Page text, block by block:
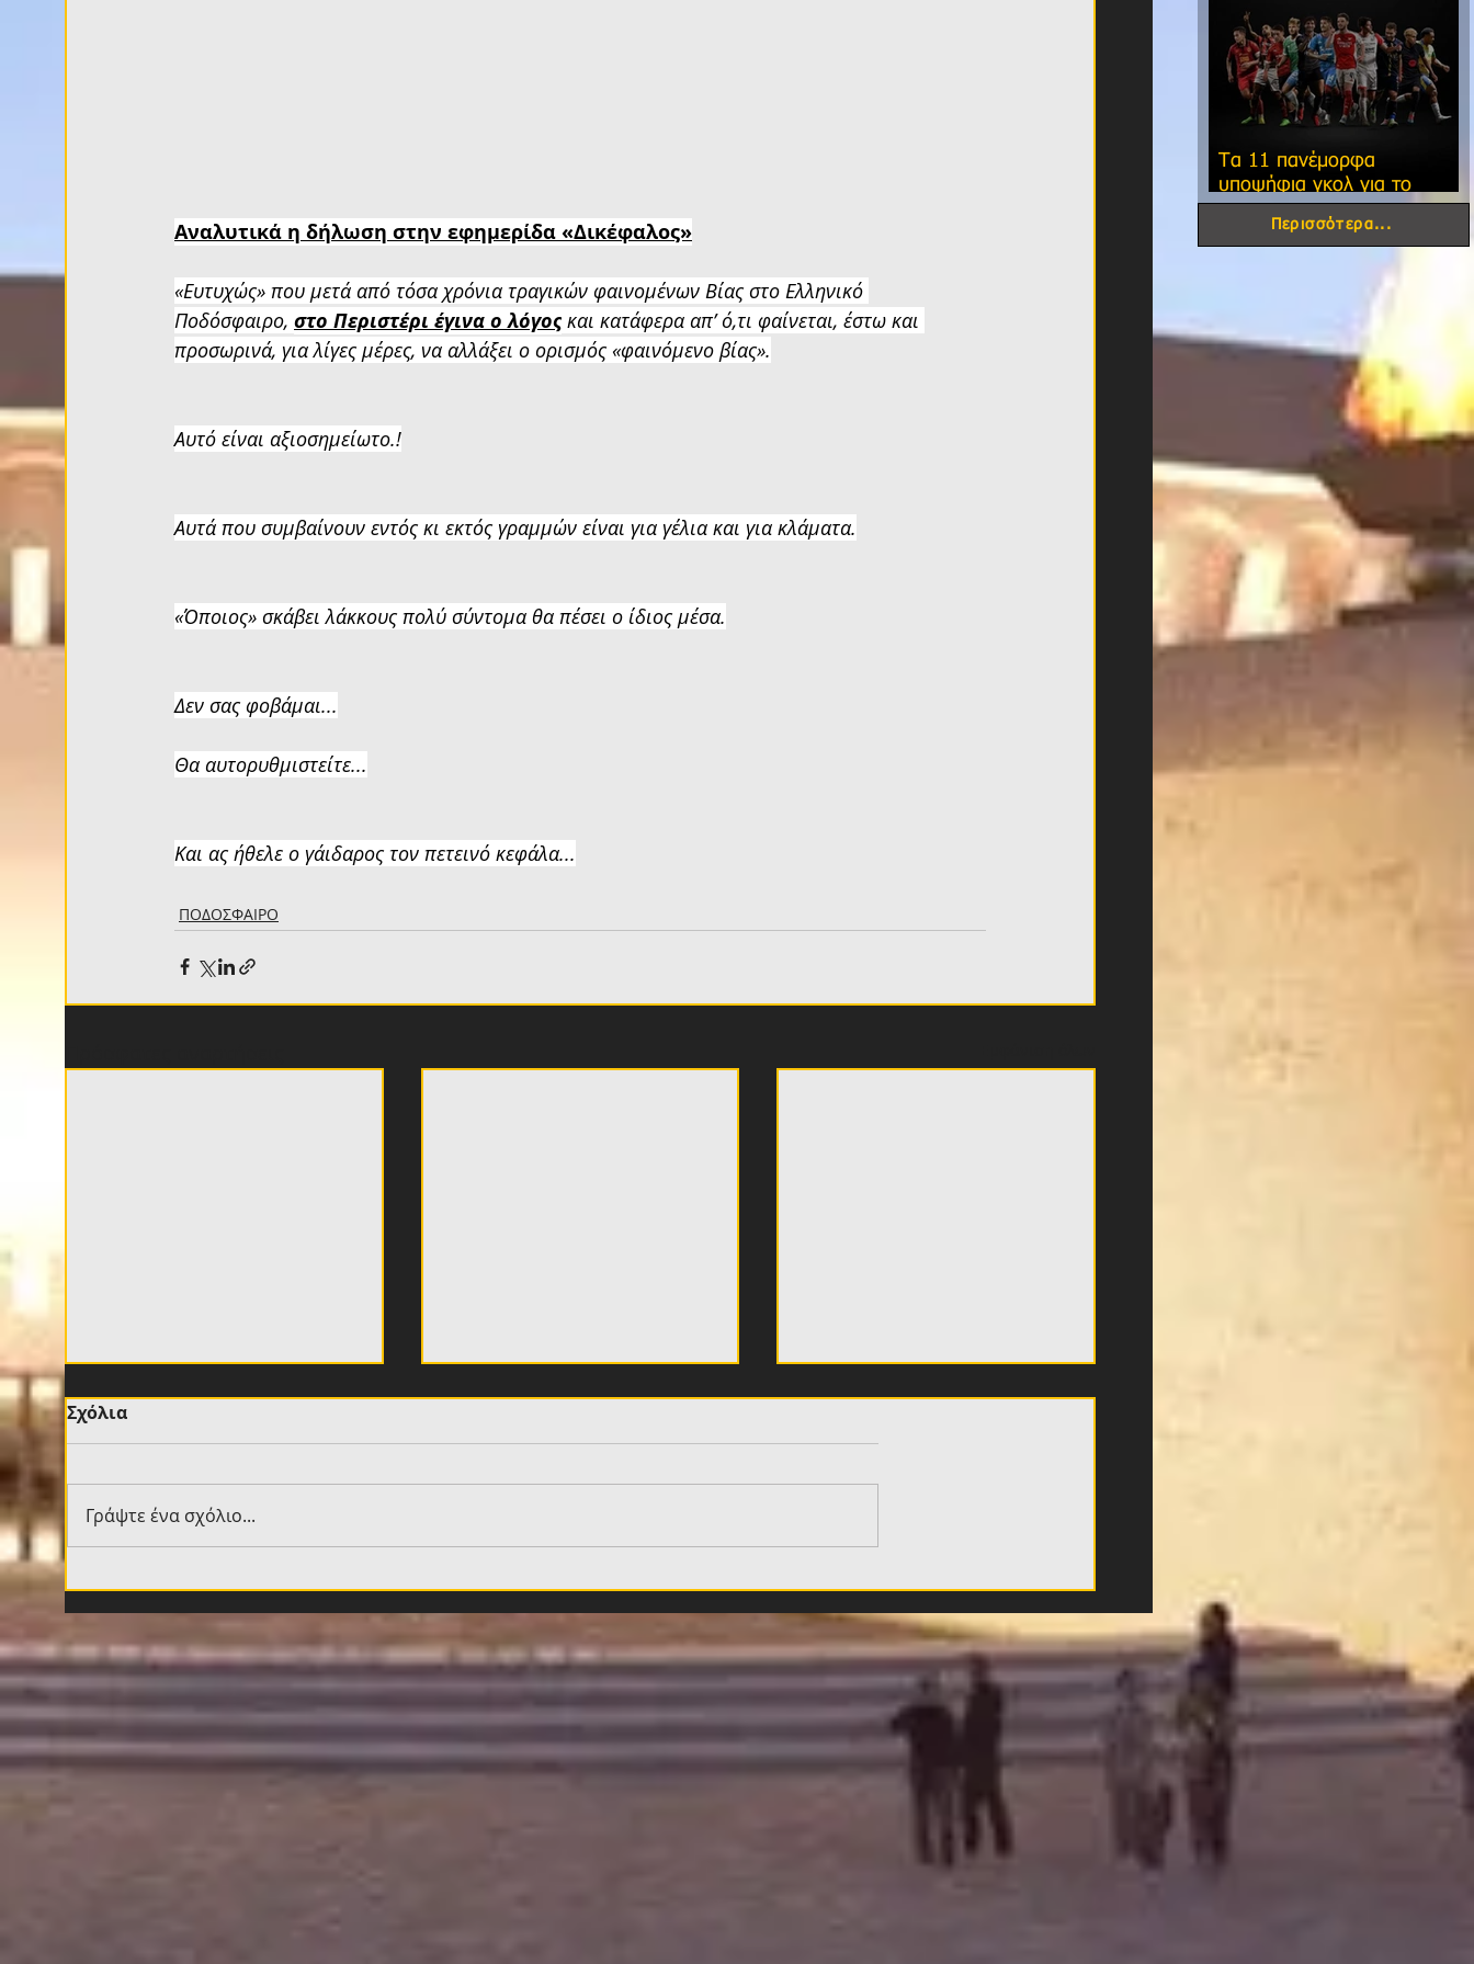
Αναλυτικά η δήλωση στην εφημερίδα «Δικέφαλος»
«Ευτυχώς» που μετά από τόσα χρόνια τραγικών φαινομένων Βίας στο Ελληνικό
Ποδόσφαιρο, στο Περιστέρι έγινα ο λόγος και κατάφερα απ’ ό,τι φαίνεται, έστω και
προσωρινά, για λίγες μέρες, να αλλάξει ο ορισμός «φαινόμενο βίας».
Αυτό είναι αξιοσημείωτο.!
Αυτά που συμβαίνουν εντός κι εκτός γραμμών είναι για γέλια και για κλάματα.
«Όποιος» σκάβει λάκκους πολύ σύντομα θα πέσει ο ίδιος μέσα.
Δεν σας φοβάμαι...
Θα αυτορυθμιστείτε...
Και ας ήθελε ο γάιδαρος τον πετεινό κεφάλα...
ΠΟΔΟΣΦΑΙΡΟ
Φιλαδέλφεια (VIDEO)
«Βασίζουμε πολλά σε
της τίγρης στα μάτια
σου» (video)
ΑΕΚ: «Ελπίζω να
πετύχουμε σπουδαία
πράγματα - Μόνο ΑΕΚ!»
(VIDEO)
Σχόλια
Γράψτε ένα σχόλιο...
Τα 11 πανέμορφα
υποψήφια γκολ για το
φετινό FIFA Puskas Award!
Περισσότερα...